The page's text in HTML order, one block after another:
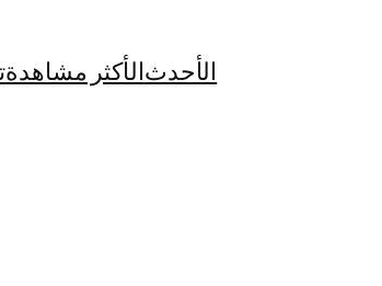
الأحدثالأكثر مشاهدة